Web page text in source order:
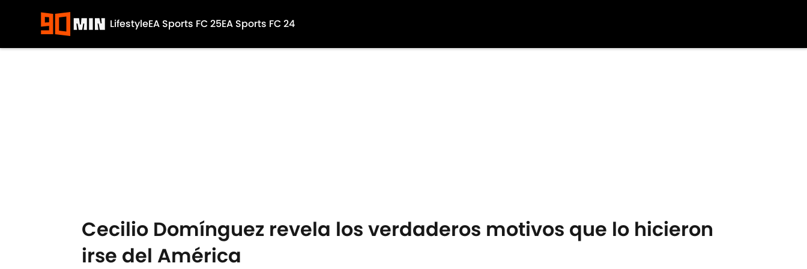
LifestyleEA Sports FC 25EA Sports FC 24
Cecilio Domínguez revela los verdaderos motivos que lo hicieron
irse del América